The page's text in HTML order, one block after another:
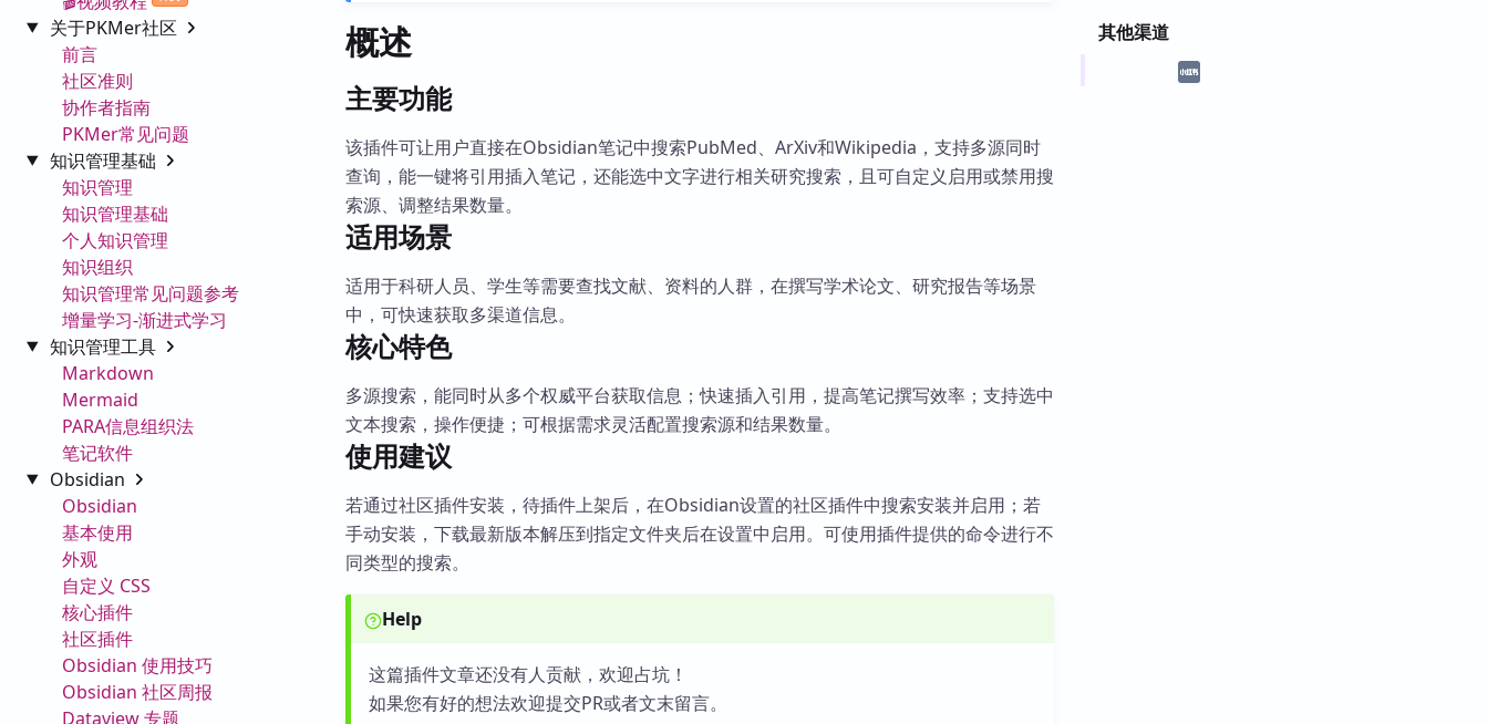
关于PKMer社区
前言
社区准则
协作者指南
PKMer常见问题
知识管理基础
知识管理
知识管理基础
个人知识管理
知识组织
知识管理常见问题参考
增量学习-渐进式学习
知识管理工具
Markdown
Mermaid
PARA信息组织法
笔记软件
Obsidian
Obsidian
基本使用
外观
自定义 CSS
核心插件
社区插件
Obsidian 使用技巧
Obsidian 社区周报
Dataview 专题
其他渠道
概述
主要功能
该插件可让用户直接在Obsidian笔记中搜索PubMed、ArXiv和Wikipedia，支持多源同时
查询，能一键将引用插入笔记，还能选中文字进行相关研究搜索，且可自定义启用或禁用搜
索源、调整结果数量。
适用场景
适用于科研人员、学生等需要查找文献、资料的人群，在撰写学术论文、研究报告等场景
中，可快速获取多渠道信息。
核心特色
多源搜索，能同时从多个权威平台获取信息；快速插入引用，提高笔记撰写效率；支持选中
文本搜索，操作便捷；可根据需求灵活配置搜索源和结果数量。
使用建议
若通过社区插件安装，待插件上架后，在Obsidian设置的社区插件中搜索安装并启用；若
手动安装，下载最新版本解压到指定文件夹后在设置中启用。可使用插件提供的命令进行不
同类型的搜索。
Help
这篇插件文章还没有人贡献，欢迎占坑！
如果您有好的想法欢迎提交PR或者文末留言。